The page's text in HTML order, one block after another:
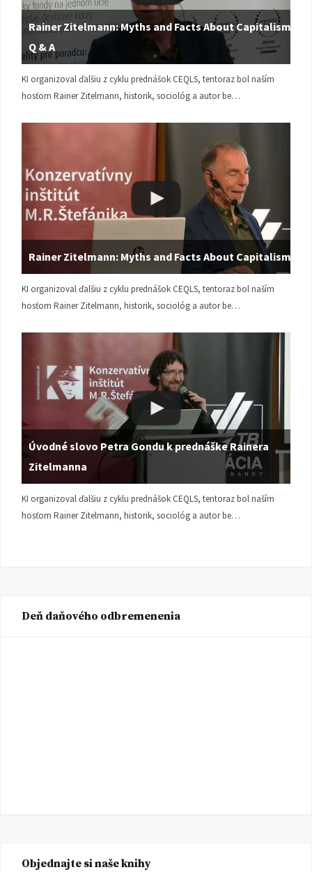
Rainer Zitelmann: Myths and Facts About Capitalism |
Q & A
KI organizoval ďalšiu z cyklu prednášok CEQLS, tentoraz bol naším
hosťom Rainer Zitelmann, historik, sociológ a autor be…
Rainer Zitelmann: Myths and Facts About Capitalism
KI organizoval ďalšiu z cyklu prednášok CEQLS, tentoraz bol naším
hosťom Rainer Zitelmann, historik, sociológ a autor be…
Úvodné slovo Petra Gondu k prednáške Rainera
Zitelmanna
KI organizoval ďalšiu z cyklu prednášok CEQLS, tentoraz bol naším
hosťom Rainer Zitelmann, historik, sociológ a autor be…
Deň daňového odbremenenia
Objednajte si naše knihy